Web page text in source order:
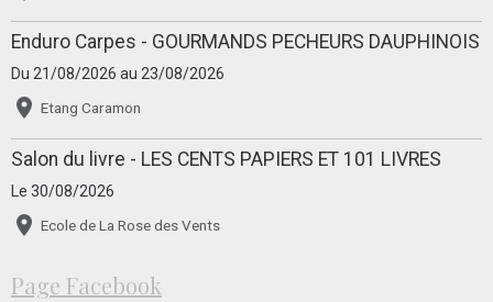
Enduro Carpes - GOURMANDS PECHEURS DAUPHINOIS
Du 21/08/2026 au 23/08/2026
Etang Caramon
Salon du livre - LES CENTS PAPIERS ET 101 LIVRES
Le 30/08/2026
Ecole de La Rose des Vents
Page Facebook